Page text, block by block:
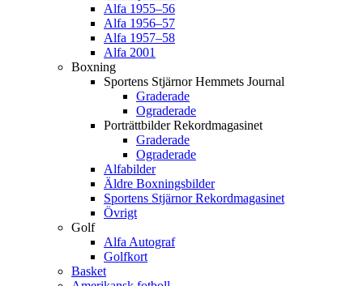
Alfa 1955–56
Alfa 1956–57
Alfa 1957–58
Alfa 2001
Boxning
Sportens Stjärnor Hemmets Journal
Graderade
Ograderade
Porträttbilder Rekordmagasinet
Graderade
Ograderade
Alfabilder
Äldre Boxningsbilder
Sportens Stjärnor Rekordmagasinet
Övrigt
Golf
Alfa Autograf
Golfkort
Basket